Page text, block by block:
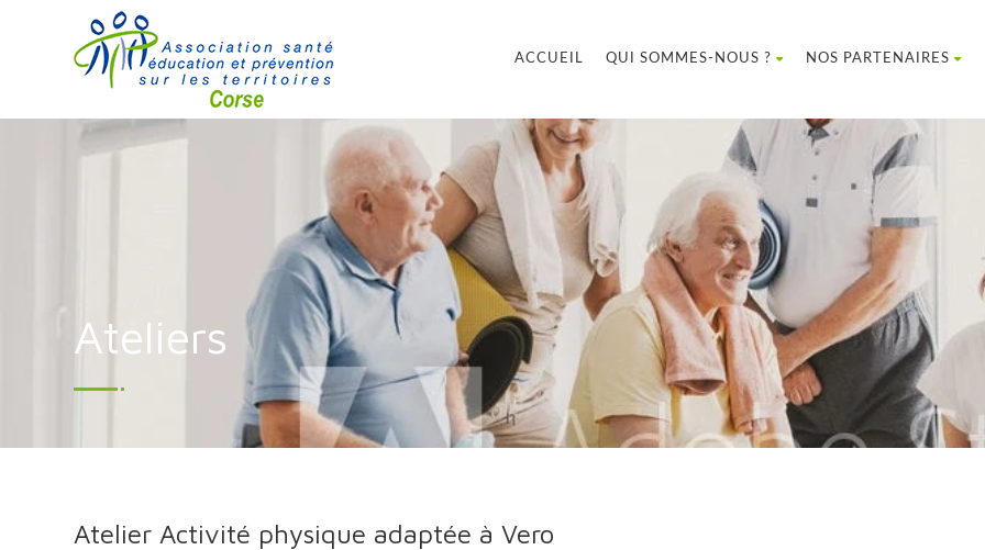
ACCUEIL QUI SOMMES-NOUS ? NOS PARTENAIRES
Ateliers
Atelier Activité physique adaptée à Vero